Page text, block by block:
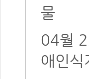
물
04월
애인